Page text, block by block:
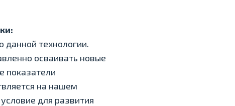
технологии.
осваивать новые
показатели
на нашем
для развития